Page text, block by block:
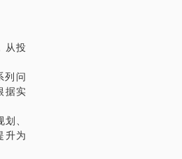
从投
列问
据实
、
升为